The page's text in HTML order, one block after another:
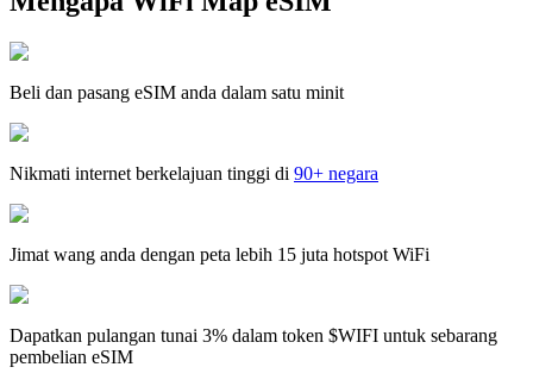
Beli dan pasang eSIM anda dalam satu minit
Nikmati internet berkelajuan tinggi di 90+ negara
Jimat wang anda dengan peta lebih 15 juta hotspot WiFi
Dapatkan pulangan tunai 3% dalam token $WIFI untuk sebarang
pembelian eSIM